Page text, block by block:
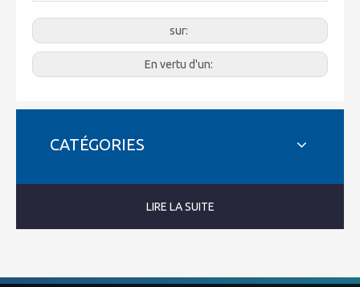
sur:
En vertu d'un:
CATÉGORIES
LIRE LA SUITE